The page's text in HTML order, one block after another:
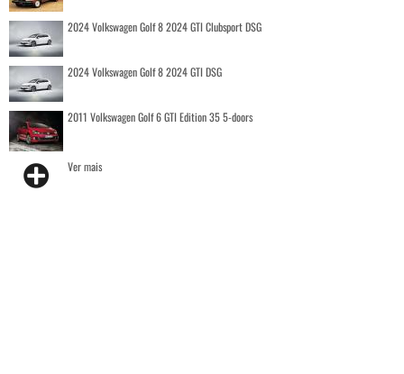
2024 Volkswagen Golf 8 2024 GTI Clubsport DSG
2024 Volkswagen Golf 8 2024 GTI DSG
2011 Volkswagen Golf 6 GTI Edition 35 5-doors
Ver mais